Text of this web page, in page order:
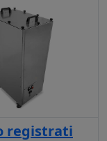
registrati